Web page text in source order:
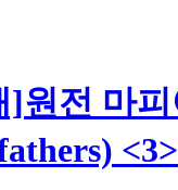
]원전 마
<3>